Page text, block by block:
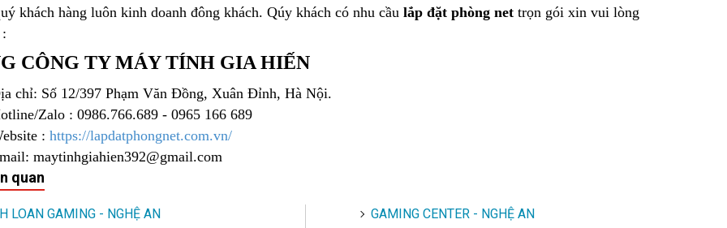
khách hàng luôn kinh doanh đông khách. Qúy khách có nhu cầu lắp đặt phòng net trọn gói xin vui lòng
CÔNG TY MÁY TÍNH GIA HIẾN
chỉ: Số 12/397 Phạm Văn Đồng, Xuân Đỉnh, Hà Nội.
Zalo : 0986.766.689 - 0965 166 689
: https://lapdatphongnet.com.vn/
maytinhgiahien392@gmail.com
quan
LOAN GAMING - NGHỆ AN GAMING CENTER - NGHỆ AN